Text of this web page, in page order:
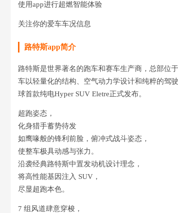
使用app进行超燃智能体验
关注你的爱车车况信息
路特‪斯app简介
路特斯是世界著名的跑车和赛车生产商，总部位
车以轻量化的结构、空气动力学设计和纯粹的驾
球首款纯电Hyper SUV Eletre正式发布。
超跑姿态，
化身猎手蓄势待发
如鹰喙般的锋利前脸，俯冲式战斗姿态，
使整车极具动感与张力。
沿袭经典路特斯中置发动机设计理念，
将高性能基因注入 SUV，
尽显超跑本色。
7 组风道肆意穿梭，